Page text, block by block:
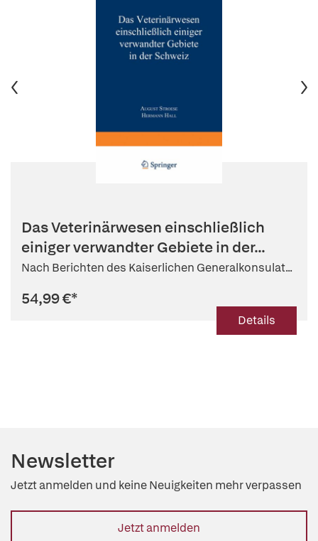
Das Veterinärwesen einschließlich
einiger verwandter Gebiete in der...
Nach Berichten des Kaiserlichen Generalkonsulat...
54,99 €*
Details
Newsletter
Jetzt anmelden und keine Neuigkeiten mehr verpassen
Jetzt anmelden